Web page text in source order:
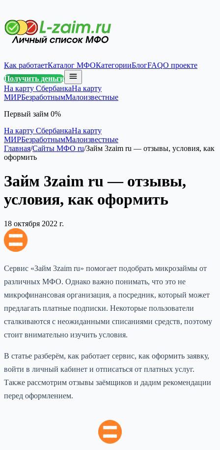
Как работаетКаталог МФОКатегорииБлогFAQО проекте
Получить деньги
На карту СбербанкаНа карту
МИРБезработнымМалоизвестные
Первый займ 0%
На карту СбербанкаНа карту
МИРБезработнымМалоизвестные
Главная/Сайты МФО ru/Займ 3zaim ru — отзывы, условия, как
оформить
Займ 3zaim ru — отзывы,
условия, как оформить
18 октября 2022 г.
Сервис «Займ 3zaim ru» помогает подобрать микрозаймы от
различных МФО. Однако важно понимать, что это не
микрофинансовая организация, а посредник, который может
предлагать платные подписки. Некоторые пользователи
сталкиваются с неожиданными списаниями средств, поэтому
стоит внимательно изучить условия.
В статье разберём, как работает сервис, как оформить заявку,
войти в личный кабинет и отписаться от платных услуг.
Также рассмотрим отзывы заёмщиков и дадим рекомендации
перед оформлением.